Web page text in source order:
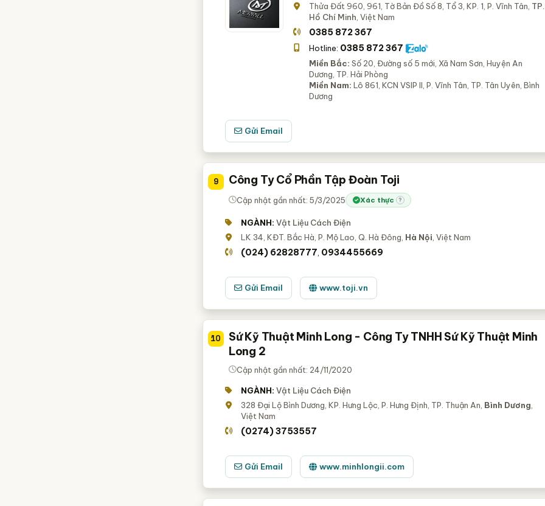
Thửa Đất 960, 961, Tờ Bản Đồ Số 8, Tổ 3, KP. 1, P. Vĩnh Tân, TP.
Hồ Chí Minh , Việt Nam
0385 872 367
Hotline: 0385 872 367
Miền Bắc: Số 20, Đường số 5 mới, Xã Nam Sơn, Huyện An
Dương, TP. Hải Phòng
Miền Nam: Lô 861, KCN VSIP II, P. Vĩnh Tân, TP. Tân Uyên, Bình
Dương
Gửi Email
9 Công Ty Cổ Phần Tập Đoàn Toji
Cập nhật gần nhất: 5/3/2025 Xác thực ?
NGÀNH: Vật Liệu Cách Điện
LK 34, KĐT. Bắc Hà, P. Mộ Lao, Q. Hà Đông, Hà Nội , Việt Nam
(024) 62828777 0934455669
Gửi Email www.toji.vn
10
Sứ Kỹ Thuật Minh Long - Công Ty TNHH Sứ Kỹ Thuật Minh
Long 2
Cập nhật gần nhất: 24/11/2020
NGÀNH: Vật Liệu Cách Điện
328 Đại Lộ Bình Dương, KP. Hưng Lộc, P. Hưng Định, TP. Thuận An, Bình Dương
Việt Nam
(0274) 3753557
Gửi Email www.minhlongii.com